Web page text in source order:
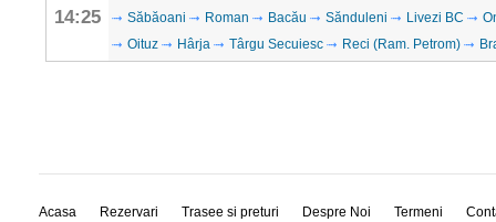
14:25
Săbăoani
Roman Bacău Sănduleni Livezi BC
Oituz
Hârja Târgu Secuiesc Reci (Ram. Petrom)
Acasa Rezervari Trasee si preturi Despre Noi Termeni